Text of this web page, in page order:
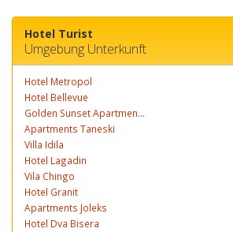
Hotel Turist
Umgebung Unterkunft
Hotel Metropol
Hotel Bellevue
Golden Sunset Apartmen...
Apartments Taneski
Villa Idila
Hotel Lagadin
Vila Chingo
Hotel Granit
Apartments Joleks
Hotel Dva Bisera